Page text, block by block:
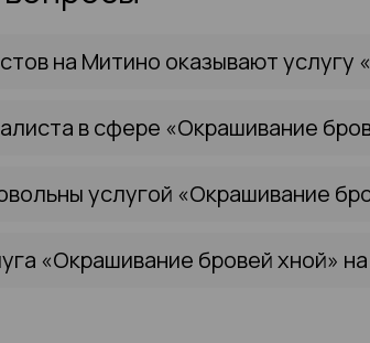
на Митино оказывают услугу
в сфере «Окрашивание
услугой «Окрашивание
«Окрашивание бровей хной»